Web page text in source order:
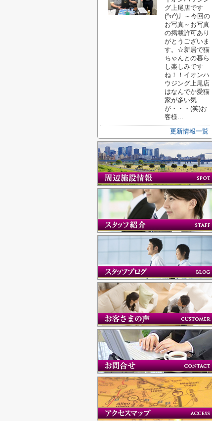
グ上尾店です
(^o^)丿～今回の
お写真～お写真
の掲載許可あり
がとうございま
す。☆新居で猫
ちゃんとの暮ら
し楽しみです
ね！！イオンハ
ウジング上尾店
はなんでか愛猫
家が多い気
が・・・(笑)お
客様...
更新情報一覧